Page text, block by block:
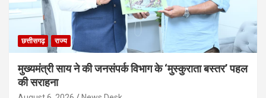
छत्तीसगढ़ राज्य
मुख्यमंत्री साय ने की जनसंपर्क विभाग के ‘मुस्कुराता बस्तर’ पहल
की सराहना